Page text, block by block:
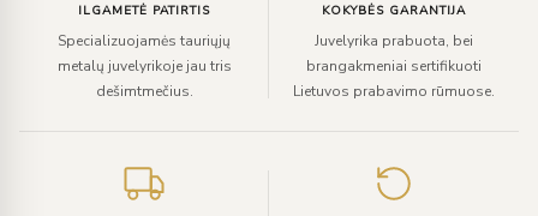
ILGAMETĖ PATIRTIS
Specializuojamės tauriųjų
metalų juvelyrikoje jau tris
dešimtmečius.
KOKYBĖS GARANTIJA
Juvelyrika prabuota, bei
brangakmeniai sertifikuoti
Lietuvos prabavimo rūmuose.